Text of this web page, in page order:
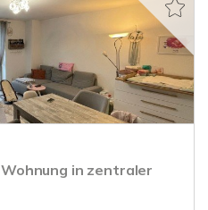
in zentraler